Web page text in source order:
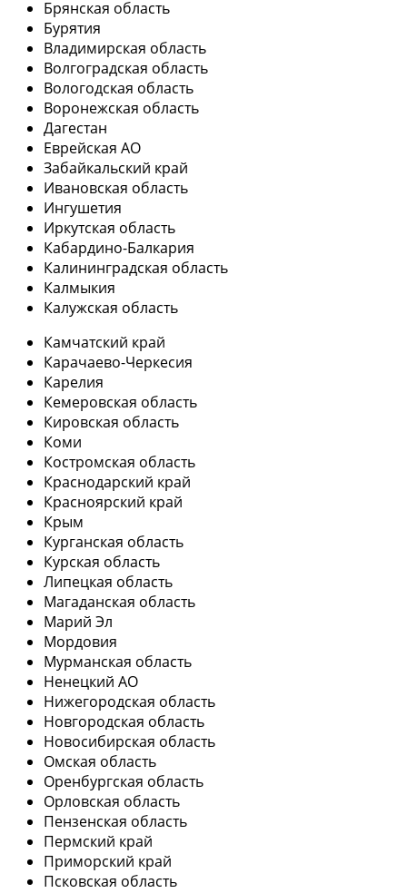
Брянская область
Бурятия
Владимирская область
Волгоградская область
Вологодская область
Воронежская область
Дагестан
Еврейская АО
Забайкальский край
Ивановская область
Ингушетия
Иркутская область
Кабардино-Балкария
Калининградская область
Калмыкия
Калужская область
Камчатский край
Карачаево-Черкесия
Карелия
Кемеровская область
Кировская область
Коми
Костромская область
Краснодарский край
Красноярский край
Крым
Курганская область
Курская область
Липецкая область
Магаданская область
Марий Эл
Мордовия
Мурманская область
Ненецкий АО
Нижегородская область
Новгородская область
Новосибирская область
Омская область
Оренбургская область
Орловская область
Пензенская область
Пермский край
Приморский край
Псковская область